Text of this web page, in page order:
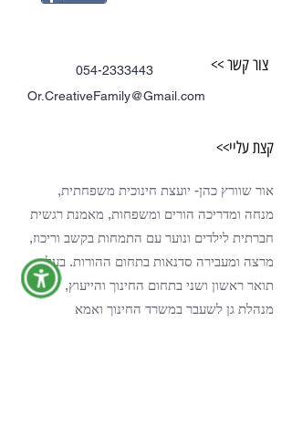
צור קשר >>
054-2333443
Or.CreativeFamily@Gmail.com
קצת עליי>>
אור שוורץ כהן- יועצת חינוכית משפחתית,
מנחה ומדריכה הורים ומשפחות, מאמנת רגשית
חברתית לילדים ונוער עם התמחות בקשב וריכוז,
מרצה ומעבירה סדנאות בתחום ההורות. בעלת
תואר ראשון ושני בתחום החינוך והייעוץ,
מנהלת גן לשעבר במשרד החינוך ואמא